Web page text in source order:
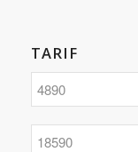
TARIF